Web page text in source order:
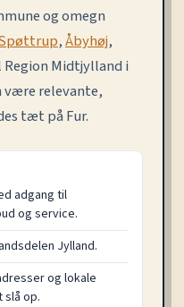
og omegn
,Åbyhøj,
Region Midtjylland i
være relevante,
tæt på Fur.
adgang til
og service.
Jylland.
og lokale
slå op.